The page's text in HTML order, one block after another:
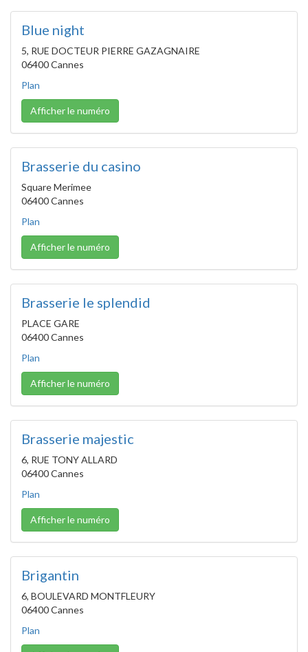
Blue night
5, RUE DOCTEUR PIERRE GAZAGNAIRE
06400 Cannes
Plan
Afficher le numéro
Brasserie du casino
Square Merimee
06400 Cannes
Plan
Afficher le numéro
Brasserie le splendid
PLACE GARE
06400 Cannes
Plan
Afficher le numéro
Brasserie majestic
6, RUE TONY ALLARD
06400 Cannes
Plan
Afficher le numéro
Brigantin
6, BOULEVARD MONTFLEURY
06400 Cannes
Plan